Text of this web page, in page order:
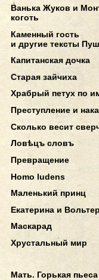
Ванька Жуков и
коготь
Каменный гость
и другие тексты
Капитанская дочка
Старая зайчиха
Храбрый петух по
Преступление и
Сколько весит
Ловѣцъ словъ
Превращение
Homo ludens
Маленький принц
Екатерина и Вольтер
Маскарад
Хрустальный мир
Мать. Горькая пьеса